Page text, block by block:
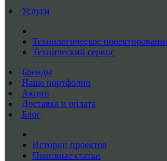
Услуги
Технологическое
Технический сервис
Бренды
Наше портфолио
Акции
Доставка и оплата
Блог
Истории проектов
Полезные статьи